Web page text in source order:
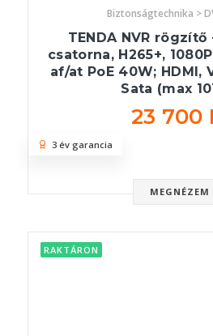
Biztonságtechnika >
TENDA NVR rögzítő
csatorna, H265+,
af/at PoE 40W; HDMI,
Sata (max
23 700
MEGNÉZEM
3 év garancia
RAKTÁRON